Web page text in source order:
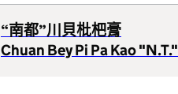
“南都”川貝枇杷膏
Chuan Bey Pi Pa Kao "N.T."